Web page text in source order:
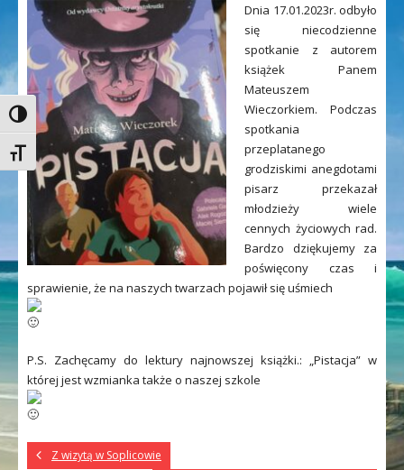
Toggle High Contrast
Toggle Font size
Dnia 17.01.2023r. odbyło
się niecodzienne
spotkanie z autorem
książek Panem
Mateuszem
Wieczorkiem. Podczas
spotkania
przeplatanego
grodziskimi anegdotami
pisarz przekazał
młodzieży wiele
cennych życiowych rad.
Bardzo dziękujemy za
poświęcony czas i
sprawienie, że na naszych twarzach pojawił się uśmiech
P.S. Zachęcamy do lektury najnowszej książki.: „Pistacja” w
której jest wzmianka także o naszej szkole
Z wizytą w Soplicowie